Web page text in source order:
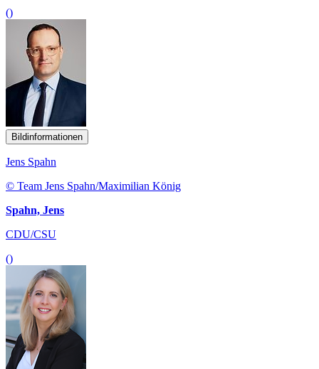
()
Bildinformationen
Jens Spahn
© Team Jens Spahn/Maximilian König
Spahn, Jens
CDU/CSU
()